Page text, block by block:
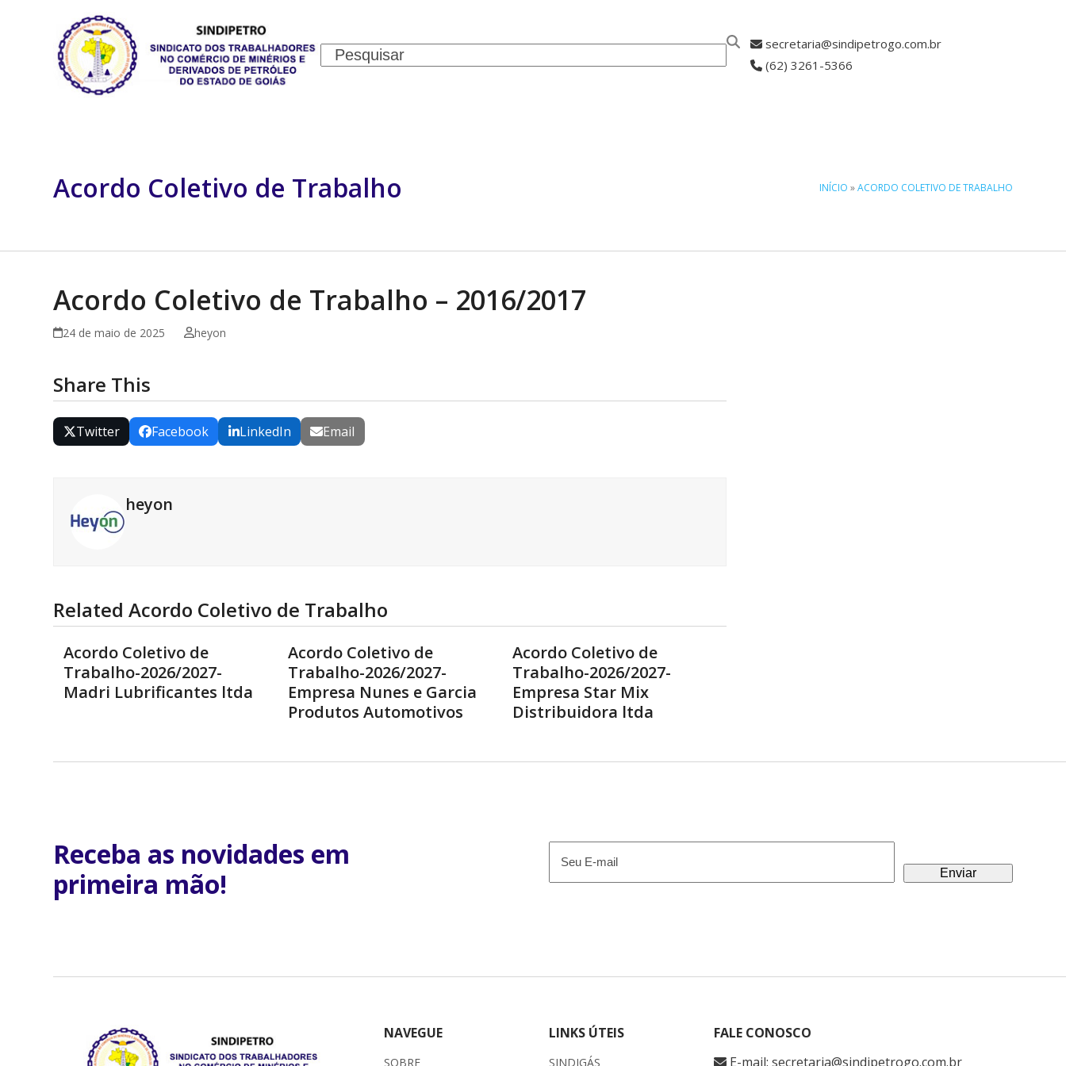
Search
secretaria@sindipetrogo.com.br
(62) 3261-5366
Acordo Coletivo de Trabalho INÍCIO »ACORDO COLETIVO DE TRABALHO
Acordo Coletivo de Trabalho – 2016/2017
24 de maio de 2025 heyon
Share This
Twitter Facebook LinkedIn Email
heyon
Related Acordo Coletivo de Trabalho
Acordo Coletivo de
Trabalho-2026/2027-
Madri Lubrificantes ltda
Acordo Coletivo de
Trabalho-2026/2027-
Empresa Nunes e Garcia
Produtos Automotivos
Acordo Coletivo de
Trabalho-2026/2027-
Empresa Star Mix
Distribuidora ltda
Receba as novidades em
primeira mão!
mail
NAVEGUE
SOBRE
LINKS ÚTEIS
SINDIGÁS
FALE CONOSCO
E-mail: secretaria@sindipetrogo.com.br